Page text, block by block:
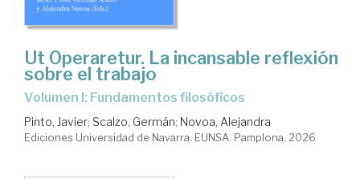
Ut Operaretur. La incansable reflexión
sobre el trabajo
Volumen I: Fundamentos filosóficos
Pinto, Javier; Scalzo, Germán; Novoa, Alejandra
Ediciones Universidad de Navarra. EUNSA. Pamplona, 2026